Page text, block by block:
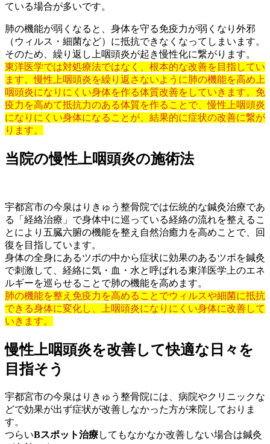
ている場合が多いです。
肺の機能が弱くなると、身体を守る免疫力が弱くなり外邪
（ウィルス・細菌など）に抵抗できなくなってしまいます。
そのため、繰り返し上咽頭炎が起き慢性化に繋がります。
東洋医学では対処療法ではなく、根本的な改善を目指してい
ます。慢性上咽頭炎を繰り返さないように肺の機能を高め上
咽頭炎になりにくい身体を作る体質改善をしていきます。免
疫力を高めて抵抗力のある体質を作ることで、慢性上咽頭炎
になりにくい身体になることが、結果的に症状の改善に繋が
ります。
当院の慢性上咽頭炎の施術法
宇都宮市の今泉はりきゅう整骨院では伝統的な鍼灸治療であ
る「経絡治療」で身体中に巡っている経絡の流れを整えるこ
とにより五臓六腑の機能を整え自然治癒力を高めことで、回
復を目指しています。
身体の全身にあるツボの中から症状に効果のあるツボを鍼灸
で刺激して、経絡に気・血・水と呼ばれる東洋医学上のエネ
ルギーを巡らせることで肺の機能を高めます。
肺の機能を整え免疫力を高めることでウィルスや細菌に抵抗
できる身体に変化し、上咽頭炎になりにくい身体に改善して
いきます。
慢性上咽頭炎を改善して快適な日々を
目指そう
宇都宮市の今泉はりきゅう整骨院には、病院やクリニックな
どで効果が出ず症状が改善しなかった方が来院しておりま
す。
つらいBスポット治療してもなかなか改善しない場合は鍼灸